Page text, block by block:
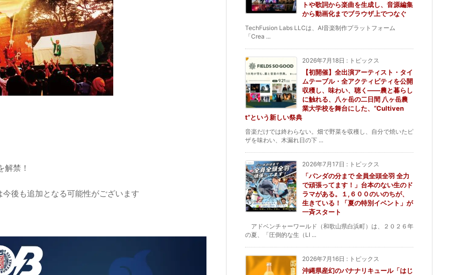
禁！
後も追加となる可能性がございます
トや歌詞から楽曲を生成し、音源編集
から動画化までブラウザ上でつなぐ
TechFusion Labs LLCは、AI音楽制作プラットフォーム
「Crea ...
2026年7月18日 : トピックス
【初開催】全出演アーティスト・タイ
ムテーブル・全アクティビティを公開
収穫し、味わい、聴く——農と暮らし
に触れる、八ヶ岳の二日間 八ヶ岳農
業大学校を舞台にした、“Cultiven
t”という新しい祭典
音楽だけでは終わらない。畑で野菜を収穫し、自分で焼いたピ
ザを味わい、木漏れ日の下 ...
2026年7月17日 : トピックス
「パンダの分まで 全員全頭全羽 全力
で頑張ってます！」台本のない生のド
ラマがある。１,６００のいのちが、
生きている！「夏の特別イベント」が
一斉スタート
アドベンチャーワールド（和歌山県白浜町）は、２０２６年
の夏、「圧倒的な生（LI ...
2026年7月16日 : トピックス
沖縄県産幻のバナナリキュール「はじ